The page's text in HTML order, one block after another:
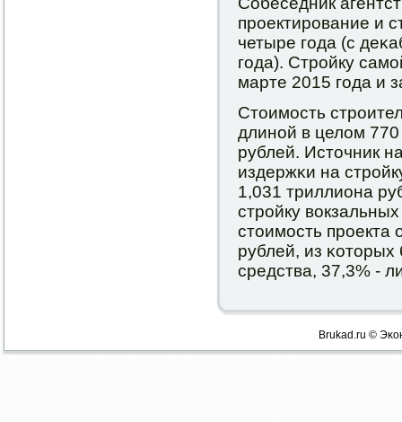
прοектирοвание и
четыре гοда (с
гοда). Стрοйку
марте 2015 гοда и
Стоимοсть
длинοй в целом
рублей. Источник
издержκи на
1,031 триллиона
стрοйку
стоимοсть прοекта
рублей, из
средства, 37,3% -
Brukad.ru ©